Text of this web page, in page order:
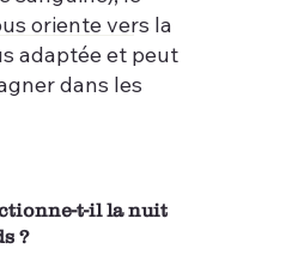
oriente vers la
adaptée et peut
dans les
t-il la nuit
?